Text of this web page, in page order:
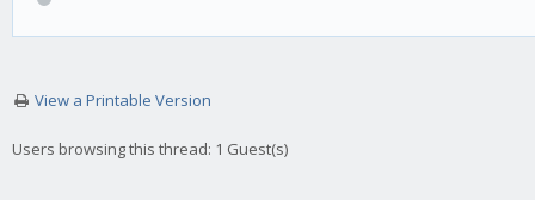
View a Printable Version
Users browsing this thread: 1 Guest(s)